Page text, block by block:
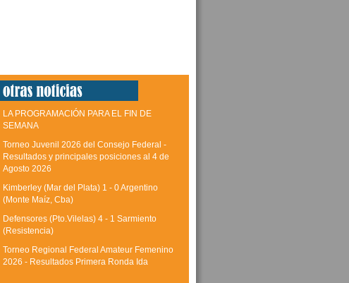
LA PROGRAMACIÓN PARA EL FIN DE
SEMANA
Torneo Juvenil 2026 del Consejo Federal -
Resultados y principales posiciones al 4 de
Agosto 2026
Kimberley (Mar del Plata) 1 - 0 Argentino
(Monte Maíz, Cba)
Defensores (Pto.Vilelas) 4 - 1 Sarmiento
(Resistencia)
Torneo Regional Federal Amateur Femenino
2026 - Resultados Primera Ronda Ida